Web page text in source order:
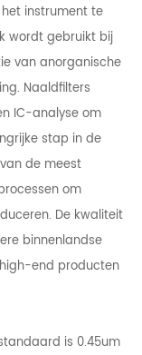
instrument te
wordt gebruikt bij
van anorganische
Naaldfilters
IC-analyse om
stap in de
de meest
om
De kwaliteit
binnenlandse
end producten
is 0.45um